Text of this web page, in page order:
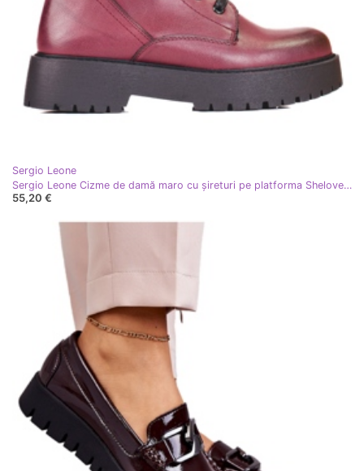
Sergio Leone
Sergio Leone Cizme de damă maro cu șireturi pe platforma Shelovet roşu
55,20 €